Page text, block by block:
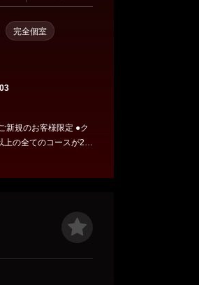
完全個室
上の全てのコースが20